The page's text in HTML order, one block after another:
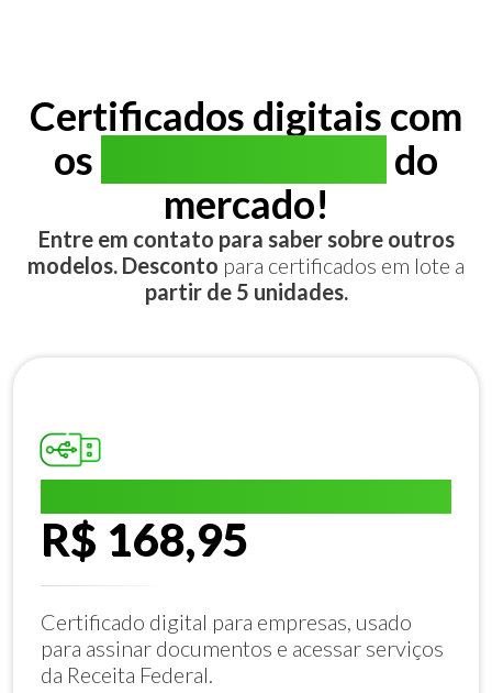
Certificados digitais com
os
do
mercado!
Entre em contato para saber sobre outros
modelos. Desconto para certificados em lote a
partir de 5 unidades.
R$ 168,95
Certificado digital para empresas, usado
para assinar documentos e acessar serviços
da Receita Federal.